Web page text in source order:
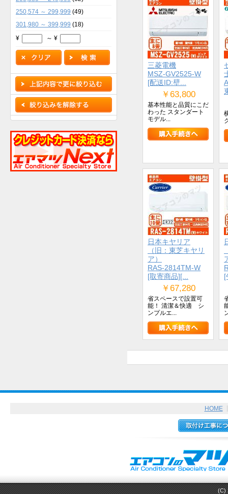
三菱電機
MSZ-GV2525-W
[配送ID:壁...
￥63,800
基本性能と品質にこだ
わった スタンダート
モデル...
日本キヤリア
（旧：東芝キヤリ
ア）
RAS-2814TM-W
[取寄商品][...
￥67,280
省スペースで設置可
能！ 清潔＆快適 シ
ンプルエ...
[
250,574 ～ 299,999 (49)
301,980 ～ 399,999 (18)
¥
～ ¥
HOME
(C)